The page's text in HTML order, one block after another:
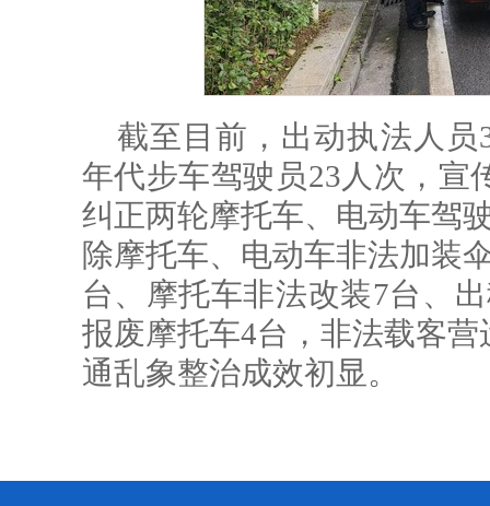
截至目前，出动执法人
年代步车驾驶员23人次，宣
纠正两轮摩托车、电动车驾
除摩托车、电动车非法加装
台、摩托车非法改装7台、
报废摩托车4台，非法载客
通乱象整治成效初显。